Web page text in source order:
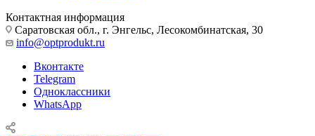
Контактная информация
Саратовская обл., г. Энгельс, Лесокомбинатская, 30
info@optprodukt.ru
Вконтакте
Telegram
Одноклассники
WhatsApp